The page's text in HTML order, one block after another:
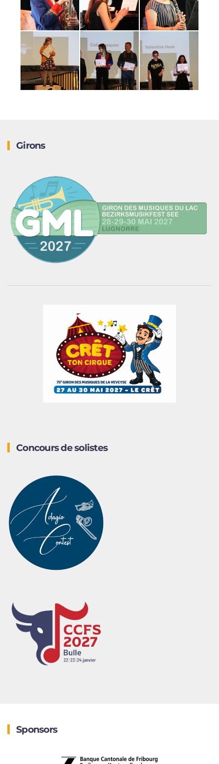
Girons
Concours de solistes
Sponsors